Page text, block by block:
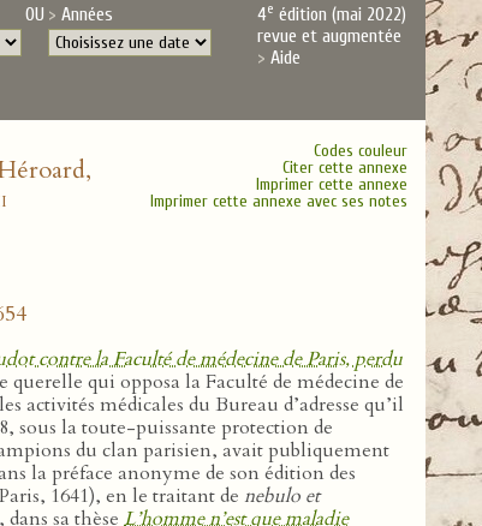
OU Années 4e édition (mai 2022)
revue et augmentée
Aide